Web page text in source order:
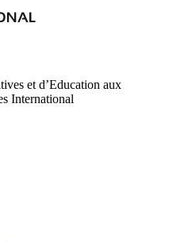
et d’Education aux
International